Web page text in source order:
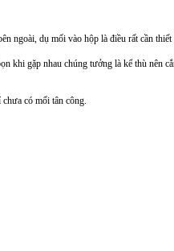
ngoài, dụ mối vào hộp là điều rất cần
gặp nhau chúng tưởng là kể thù nên
có mối tân công.